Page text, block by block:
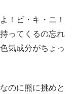
！ビ・キ・ニ！
ってくるの忘れ
気成分がちょっ
のに熊に挑めと